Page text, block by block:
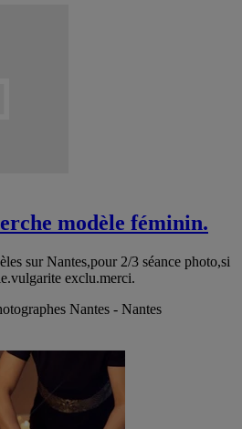
modèle féminin.
sur Nantes,pour 2/3 séance photo,si
exclu.merci.
Nantes - Nantes